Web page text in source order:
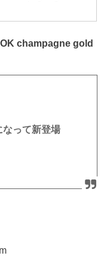
champagne gold
なって新登場